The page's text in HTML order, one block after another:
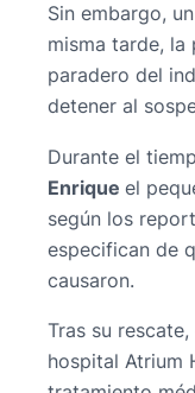
Sin embargo,
misma tarde,
paradero del
detener al
Durante el
Enrique el
según los
especifican de
causaron.
Tras su
hospital Atrium